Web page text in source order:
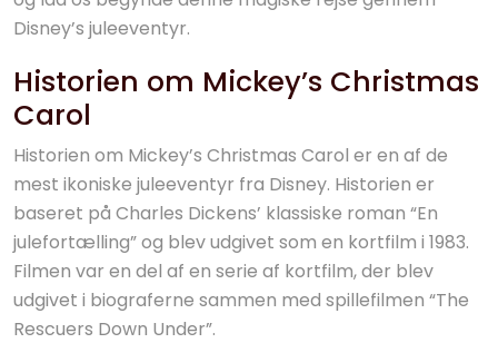
Disney’s juleeventyr.
Historien om Mickey’s Christmas
Carol
Historien om Mickey’s Christmas Carol er en af de
mest ikoniske juleeventyr fra Disney. Historien er
baseret på Charles Dickens’ klassiske roman “En
julefortælling” og blev udgivet som en kortfilm i 1983.
Filmen var en del af en serie af kortfilm, der blev
udgivet i biograferne sammen med spillefilmen “The
Rescuers Down Under”.